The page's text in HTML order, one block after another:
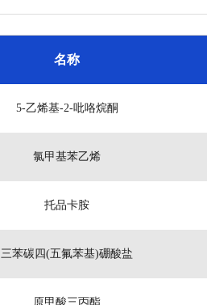
名称
5-乙烯基-2-吡咯烷酮
氯甲基苯乙烯
托品卡胺
三苯碳四(五氟苯基)硼酸盐
原甲酸三丙酯